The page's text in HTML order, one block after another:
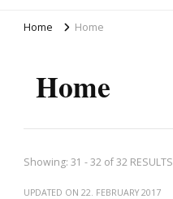
Home Home
Home
Showing: 31 - 32 of 32 RESULTS
UPDATED ON 22. FEBRUARY 2017